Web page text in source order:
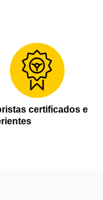
certificados e